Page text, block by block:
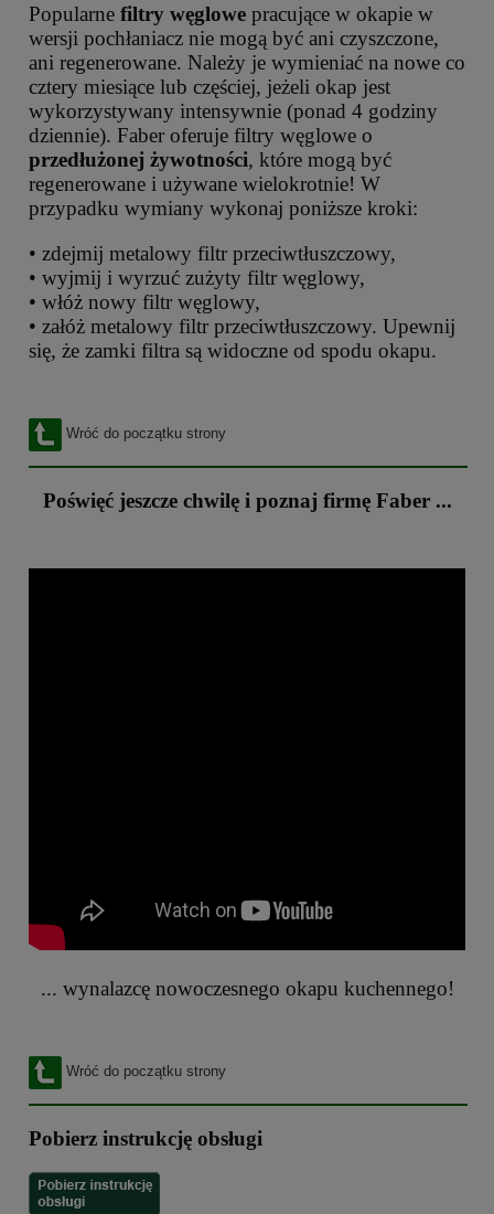
Popularne filtry węglowe pracujące w okapie w
wersji pochłaniacz nie mogą być ani czyszczone,
ani regenerowane. Należy je wymieniać na nowe co
cztery miesiące lub częściej, jeżeli okap jest
wykorzystywany intensywnie (ponad 4 godziny
dziennie). Faber oferuje filtry węglowe o
przedłużonej żywotności, które mogą być
regenerowane i używane wielokrotnie! W
przypadku wymiany wykonaj poniższe kroki:
• zdejmij metalowy filtr przeciwtłuszczowy,
• wyjmij i wyrzuć zużyty filtr węglowy,
• włóż nowy filtr węglowy,
• załóż metalowy filtr przeciwtłuszczowy. Upewnij
się, że zamki filtra są widoczne od spodu okapu.
Wróć do początku strony
Poświęć jeszcze chwilę i poznaj firmę Faber ...
... wynalazcę nowoczesnego okapu kuchennego!
Wróć do początku strony
Pobierz instrukcję obsługi